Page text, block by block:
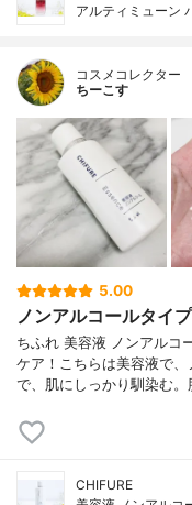
アルティミューン
コスメコレクター
ちーこす
5.00
ノンアルコールタイ
ちふれ 美容液 ノンアルコ
ケア！こちらは美容液で
で、肌にしっかり馴染む
CHIFURE